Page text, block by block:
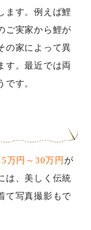
ます。例えば鯉
ご実家から鯉が
の家によって異
す。最近では両
す。
万円～30万円が
は、美しく伝統
て写真撮影もで